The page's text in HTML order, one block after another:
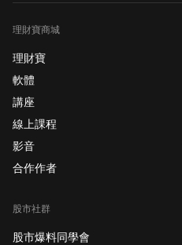
理財寶商城
理財寶
軟體
講座
線上課程
影音
合作作者
股市社群
股市爆料同學會